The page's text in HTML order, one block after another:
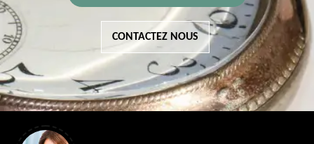
CONTACTEZ NOUS